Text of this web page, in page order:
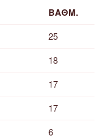
ΒΑΘΜ.
25
18
17
17
6